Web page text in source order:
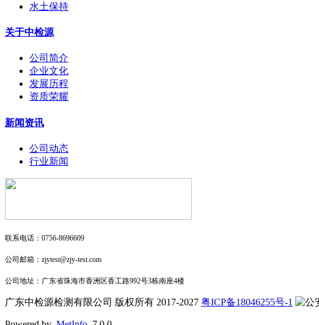
水土保持
关于中检源
公司简介
企业文化
发展历程
资质荣耀
新闻资讯
公司动态
行业新闻
联系电话：0756-8696609
公司邮箱：zjytest@zjy-test.com
公司地址：广东省珠海市香洲区香工路992号3栋南座4楼
广东中检源检测有限公司 版权所有 2017-2027 粤ICP备18046255号-1